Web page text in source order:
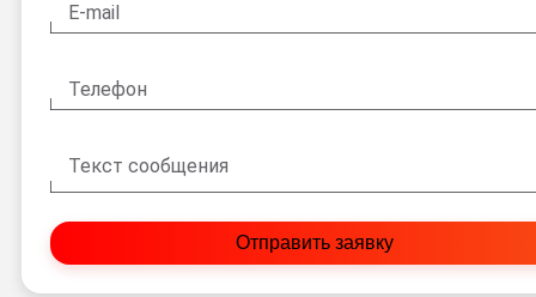
E-mail
Телефон
Текст сообщения
Отправить заявку